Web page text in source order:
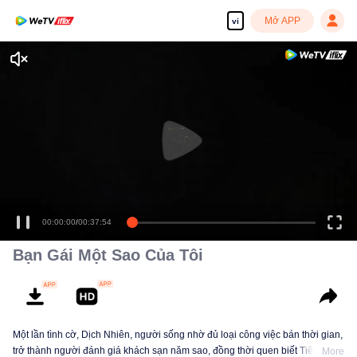
vi Mở APP
00:00:00/00:37:54
Bạn Gái Một Sao Của Tôi
Một lần tình cờ, Dịch Nhiên, người sống nhờ đủ loại công việc bán thời gian,
trở thành người đánh giá khách sạn năm sao, đồng thời quen biết Tiêu Mục
More